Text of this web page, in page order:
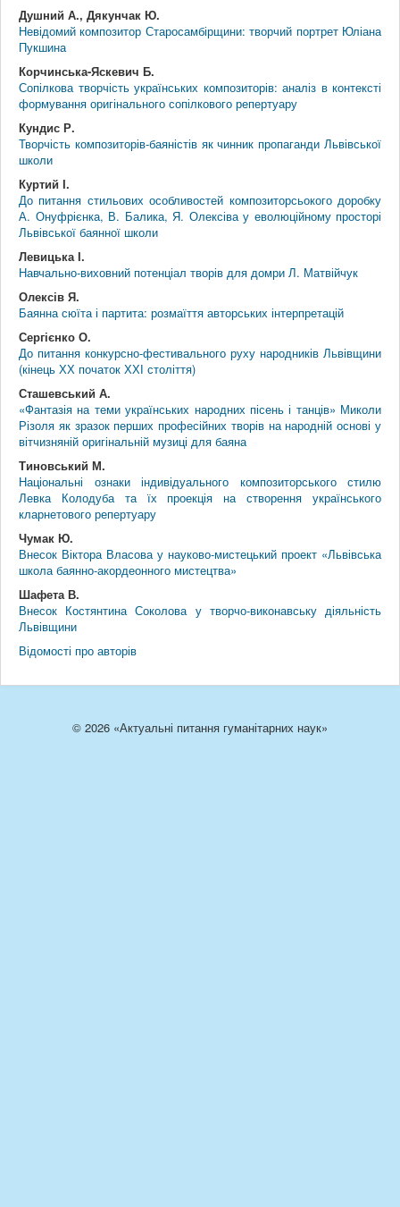
Душний А., Дякунчак Ю.
Невідомий композитор Старосамбірщини: творчий портрет Юліана
Пукшина
Корчинська-Яскевич Б.
Сопілкова творчість українських композиторів: аналіз в контексті
формування оригінального сопілкового репертуару
Кундис Р.
Творчість композиторів-баяністів як чинник пропаганди Львівської
школи
Куртий І.
До питання стильових особливостей композиторсьокого доробку
А. Онуфрієнка, В. Балика, Я. Олексіва у еволюційному просторі
Львівської баянної школи
Левицька І.
Навчально-виховний потенціал творів для домри Л. Матвійчук
Олексів Я.
Баянна сюїта і партита: розмаїття авторських інтерпретацій
Сергієнко О.
До питання конкурсно-фестивального руху народників Львівщини
(кінець ХХ початок ХХІ століття)
Сташевський А.
«Фантазія на теми українських народних пісень і танців» Миколи
Різоля як зразок перших професійних творів на народній основі у
вітчизняній оригінальній музиці для баяна
Тиновський М.
Національні ознаки індивідуального композиторського стилю
Левка Колодуба та їх проекція на створення українського
кларнетового репертуару
Чумак Ю.
Внесок Віктора Власова у науково-мистецький проект «Львівська
школа баянно-акордеонного мистецтва»
Шафета В.
Внесок Костянтина Соколова у творчо-виконавську діяльність
Львівщини
Відомості про авторів
© 2026 «Актуальні питання гуманітарних наук»